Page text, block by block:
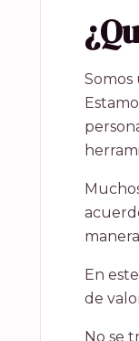
Somos
En
de
No se